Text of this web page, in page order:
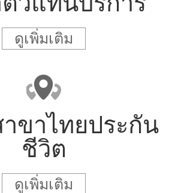
ดูเพิ่มเติม
ขาไทยประกัน
ชีวิต
ดูเพิ่มเติม